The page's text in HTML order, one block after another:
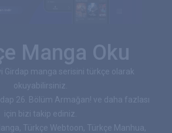
Manga Oku
Girdap manga serisini türkçe olarak
okuyabilirsiniz.
26. Bölüm Armağan! ve daha fazlası
için bizi takip ediniz.
Türkçe Webtoon, Türkçe Manhua,